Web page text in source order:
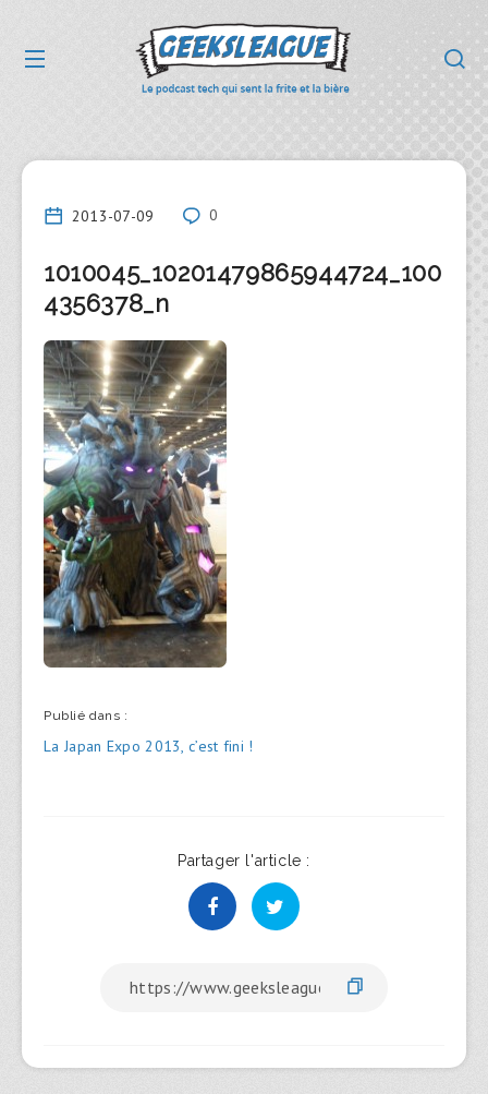
2013-07-09 0
1010045_10201479865944724_100
4356378_n
Publié dans :
Navigation
La Japan Expo 2013, c’est fini !
Partager l'article :